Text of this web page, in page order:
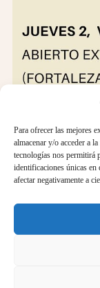
Para ofrecer las mejores
almacenar y/o acceder a
tecnologías nos permitirá
identificaciones únicas
afectar negativamente a